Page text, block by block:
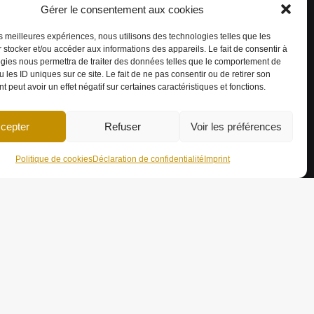
Gérer le consentement aux cookies
meilleures expériences, nous utilisons des technologies telles que les
stocker et/ou accéder aux informations des appareils. Le fait de consentir à
nous permettra de traiter des données telles que le comportement de
les ID uniques sur ce site. Le fait de ne pas consentir ou de retirer son
peut avoir un effet négatif sur certaines caractéristiques et fonctions.
Refuser Voir les préférences
Politique de cookiesDéclaration de confidentialité Imprint
3D réalisés